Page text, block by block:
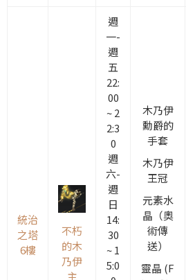
統治
之塔
6樓
不朽
的木
乃伊
主
週
一-
週
五
22:
00
~ 2
2:3
0
週
六-
週
日
14:
30
~ 1
5:0
木乃伊
勳爵的
手套
木乃伊
王冠
元素水
晶（奧
術傳
送）
靈晶 (F